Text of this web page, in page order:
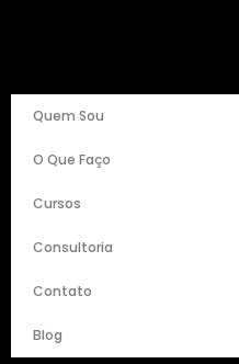
Quem Sou
O Que Faço
Cursos
Consultoria
Contato
Blog